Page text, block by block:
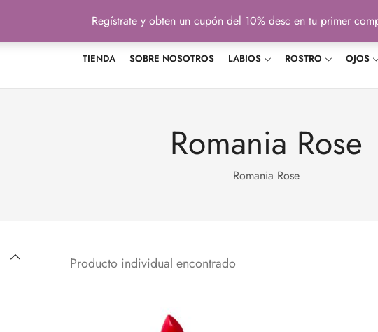
TIENDA SOBRE NOSOTROS LABIOS ROSTRO OJOS
Romania Rose
Romania Rose
Producto individual encontrado
Regístrate y obten un cupón del 10% desc en tu primer